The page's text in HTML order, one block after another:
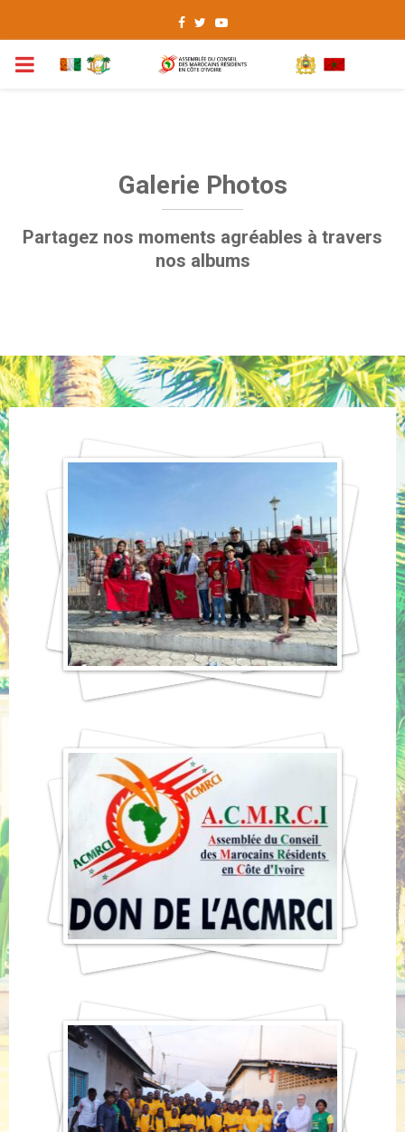
Facebook
TwitterYoutube
Primary
Galerie Photos
Partagez nos moments agréables à travers
nos albums